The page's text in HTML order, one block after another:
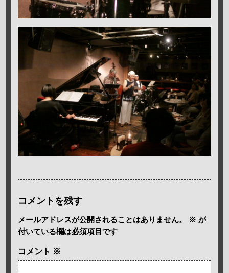
コメントを残す
メールアドレスが公開されることはありません。 ※ が
付いている欄は必須項目です
コメント ※